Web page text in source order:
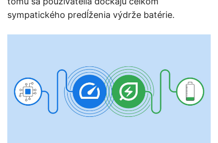
sympatického predĺženia výdrže batérie.